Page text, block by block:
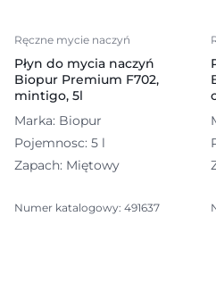
Ręczne mycie naczyń
Płyn do mycia naczyń
Biopur Premium F702,
mintigo, 5l
Marka: Biopur
Pojemnosc: 5 l
Zapach: Miętowy
Numer katalogowy: 491637